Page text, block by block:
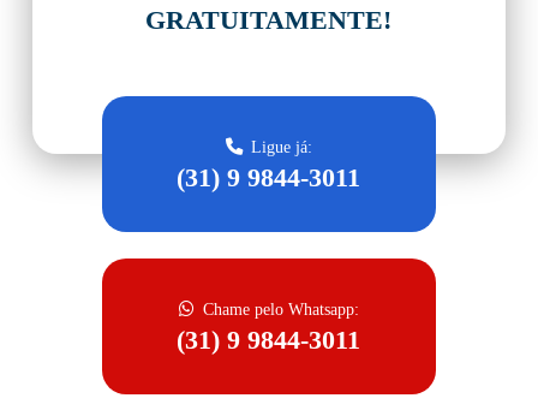
GRATUITAMENTE!
Ligue já:
(31) 9 9844-3011
Chame pelo Whatsapp:
(31) 9 9844-3011